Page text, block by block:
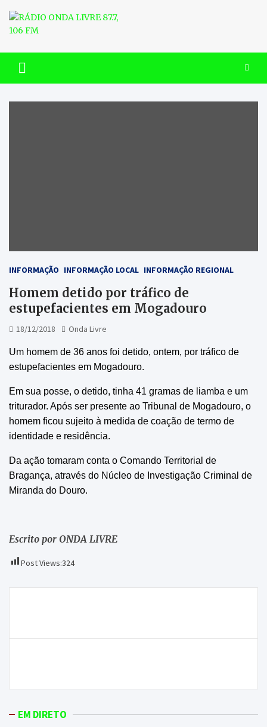
content
RÁDIO ONDA LIVRE 87.7, 106
FM
INFORMAÇÃO INFORMAÇÃO LOCAL INFORMAÇÃO REGIONAL
Homem detido por tráfico de
estupefacientes em Mogadouro
18/12/2018 Onda Livre
Um homem de 36 anos foi detido, ontem, por tráfico de
estupefacientes em Mogadouro.
Em sua posse, o detido, tinha 41 gramas de liamba e um
triturador. Após ser presente ao Tribunal de Mogadouro, o
homem ficou sujeito à medida de coação de termo de
identidade e residência.
Da ação tomaram conta o Comando Territorial de
Bragança, através do Núcleo de Investigação Criminal de
Miranda do Douro.
Escrito por ONDA LIVRE
Post Views:324
artigos
EM DIRETO